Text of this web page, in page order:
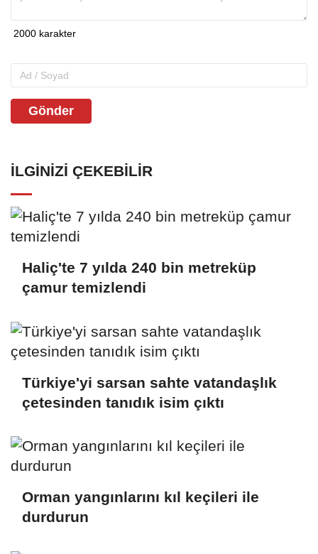
Gönder
İLGINIZI ÇEKEBILIR
Haliç'te 7 yılda 240 bin metreküp
çamur temizlendi
Türkiye'yi sarsan sahte vatandaşlık
çetesinden tanıdık isim çıktı
Orman yangınlarını kıl keçileri ile
durdurun